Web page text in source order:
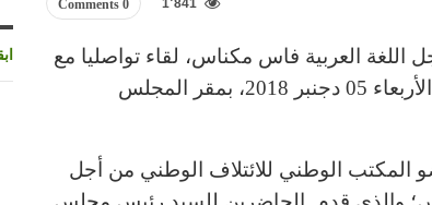
0 Comments 1٬841
اللغة العربية فاس مكناس، لقاء تواصليا مع
السيد رئيس مجلس مدينة فاس إدريس الأزمي، يوم الأربعاء 05 دجنبر 2018، بمقر المجلس
المكتب الوطني للائتلاف الوطني من أجل